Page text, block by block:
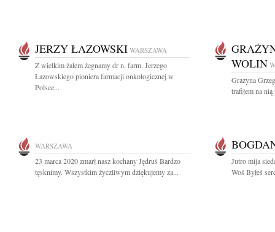
JERZY ŁAZOWSKI WARSZAWA
Z wielkim żalem żegnamy dr n. farm. Jerzego
Łazowskiego pioniera farmacji onkologicznej w
Polsce...
WOLIN
Grażyna
trafiłem na
WARSZAWA
23 marca 2020 zmarł nasz kochany Jędruś Bardzo
tęsknimy. Wszystkim życzliwym dziękujemy za...
Jutro mija
Woś Byłeś